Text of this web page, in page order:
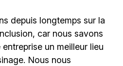
depuis longtemps sur la
car nous savons
un meilleur lieu
Nous nous